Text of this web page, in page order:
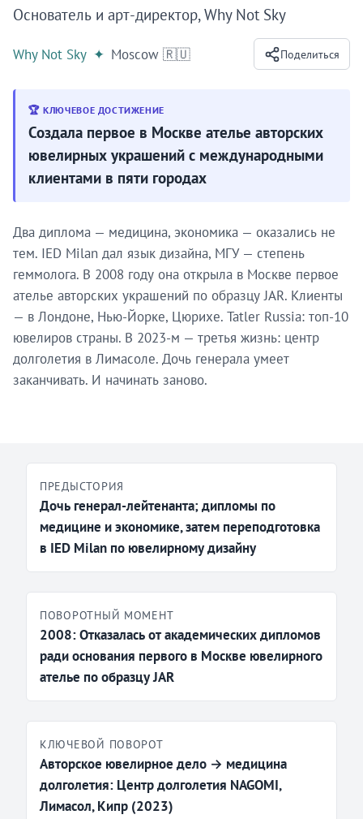
Основатель и арт-директор, Why Not Sky
Why Not Sky ✦ Moscow 🇷🇺 Поделиться
🏆 КЛЮЧЕВОЕ ДОСТИЖЕНИЕ
Создала первое в Москве ателье авторских
ювелирных украшений с международными
клиентами в пяти городах
Два диплома — медицина, экономика — оказались не
тем. IED Milan дал язык дизайна, МГУ — степень
геммолога. В 2008 году она открыла в Москве первое
ателье авторских украшений по образцу JAR. Клиенты
— в Лондоне, Нью-Йорке, Цюрихе. Tatler Russia: топ-10
ювелиров страны. В 2023-м — третья жизнь: центр
долголетия в Лимасоле. Дочь генерала умеет
заканчивать. И начинать заново.
ПРЕДЫСТОРИЯ
Дочь генерал-лейтенанта; дипломы по
медицине и экономике, затем переподготовка
в IED Milan по ювелирному дизайну
ПОВОРОТНЫЙ МОМЕНТ
2008: Отказалась от академических дипломов
ради основания первого в Москве ювелирного
ателье по образцу JAR
КЛЮЧЕВОЙ ПОВОРОТ
Авторское ювелирное дело → медицина
долголетия: Центр долголетия NAGOMI,
Лимасол, Кипр (2023)